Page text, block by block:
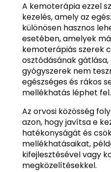
A kemoterápia ezzel
kezelés, amely az
különösen hasznos
esetében, amelyek
kemoterápiás szerek
osztódásának
gyógyszerek nem
egészséges és rákos
mellékhatás léphet fel.
Az orvosi közösség
azon, hogy javítsa e
hatékonyságát és
mellékhatásaikat,
kifejlesztésével vagy
megközelítésekkel.